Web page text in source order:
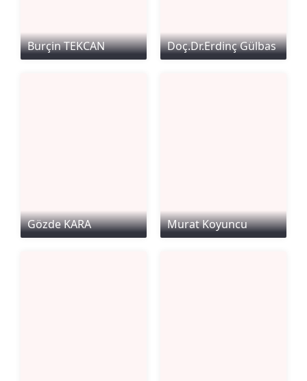
Burçin TEKCAN Doç.Dr.Erdinç Gülbas
Gözde KARA Murat Koyuncu